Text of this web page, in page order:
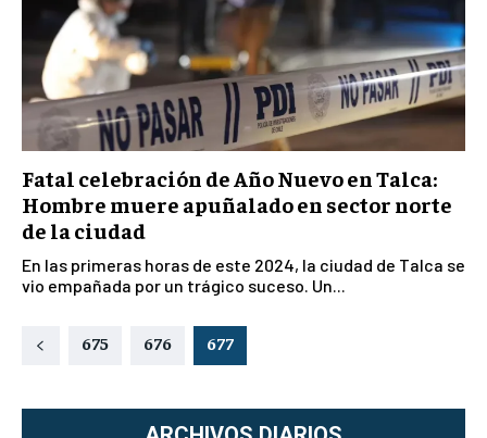
Fatal celebración de Año Nuevo en Talca:
Hombre muere apuñalado en sector norte
de la ciudad
En las primeras horas de este 2024, la ciudad de Talca se
vio empañada por un trágico suceso. Un...
675 676 677